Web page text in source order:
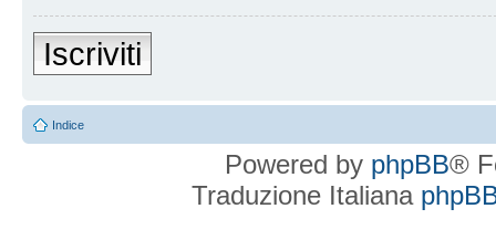
Iscriviti
Indice
Powered by phpBB®
Traduzione Italiana